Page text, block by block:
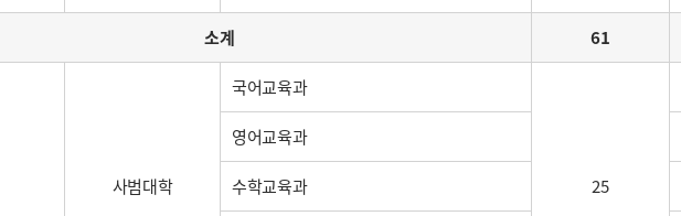
소계 61
사범대학
국어교육과
25
영어교육과
수학교육과